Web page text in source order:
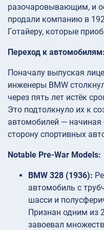
разочаровывающим, и
продали компанию в
Готайеру, которые
Переход к
Поначалу выпуская
инженеры BMW
через пять лет истёк
Это подтолкнуло их к
автомобилей — начиная
сторону спортивных
Notable Pre-War Models:
BMW 328 (1936):
автомобиль с
шасси и
Признан одним из
завоевал